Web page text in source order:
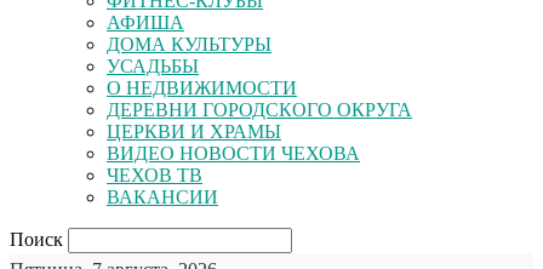
АФИША
ДОМА КУЛЬТУРЫ
УСАДЬБЫ
О НЕДВИЖИМОСТИ
ДЕРЕВНИ ГОРОДСКОГО ОКРУГА
ЦЕРКВИ И ХРАМЫ
ВИДЕО НОВОСТИ ЧЕХОВА
ЧЕХОВ ТВ
ВАКАНСИИ
Поиск